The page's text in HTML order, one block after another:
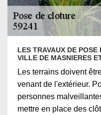
LES TRAVAUX DE
VILLE DE MASNIERES
Les terrains doivent
venant de l'extérieur.
personnes
mettre en place des